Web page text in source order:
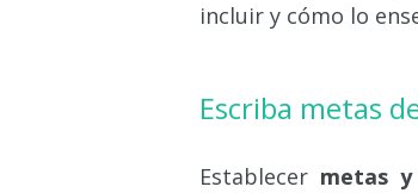
incluir y cómo lo
Escriba metas
Establecermetas y